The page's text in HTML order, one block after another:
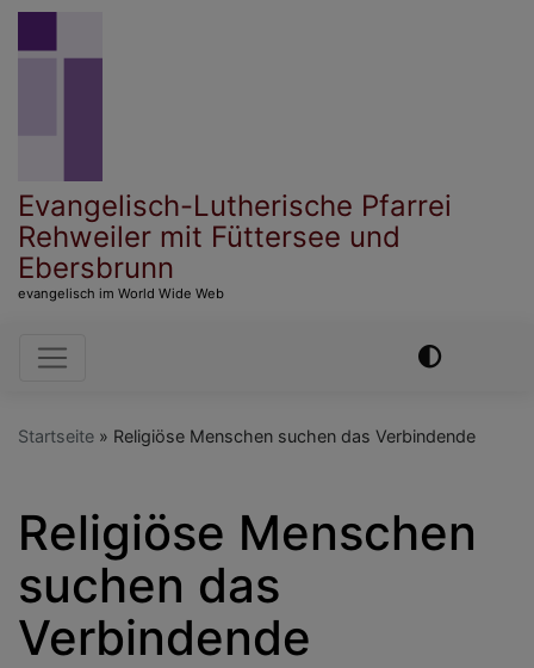
Direkt
Evangelisch-Lutherische Pfarrei
Rehweiler mit Füttersee und
Ebersbrunn
evangelisch im World Wide Web
Hauptnavigation
Startseite Religiöse Menschen suchen das Verbindende
Religiöse Menschen
suchen das
Verbindende